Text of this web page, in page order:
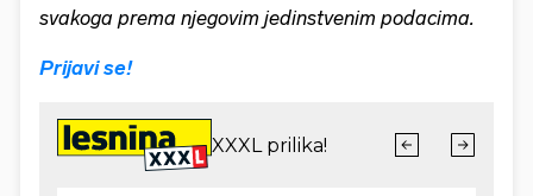
svakoga prema njegovim jedinstvenim podacima.
Prijavi se!